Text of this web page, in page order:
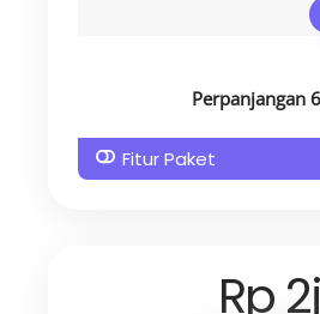
Perpanjangan
Fitur Paket
Rp